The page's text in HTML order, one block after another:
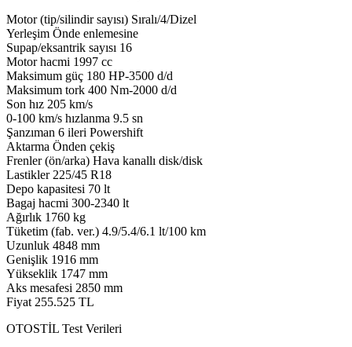
Motor (tip/silindir sayısı) Sıralı/4/Dizel
Yerleşim Önde enlemesine
Supap/eksantrik sayısı 16
Motor hacmi 1997 cc
Maksimum güç 180 HP-3500 d/d
Maksimum tork 400 Nm-2000 d/d
Son hız 205 km/s
0-100 km/s hızlanma 9.5 sn
Şanzıman 6 ileri Powershift
Aktarma Önden çekiş
Frenler (ön/arka) Hava kanallı disk/disk
Lastikler 225/45 R18
Depo kapasitesi 70 lt
Bagaj hacmi 300-2340 lt
Ağırlık 1760 kg
Tüketim (fab. ver.) 4.9/5.4/6.1 lt/100 km
Uzunluk 4848 mm
Genişlik 1916 mm
Yükseklik 1747 mm
Aks mesafesi 2850 mm
Fiyat 255.525 TL
OTOSTİL Test Verileri